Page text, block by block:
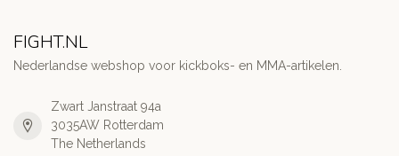
FIGHT.NL
Nederlandse webshop voor kickboks- en MMA-artikelen.
Zwart Janstraat 94a
3035AW Rotterdam
The Netherlands